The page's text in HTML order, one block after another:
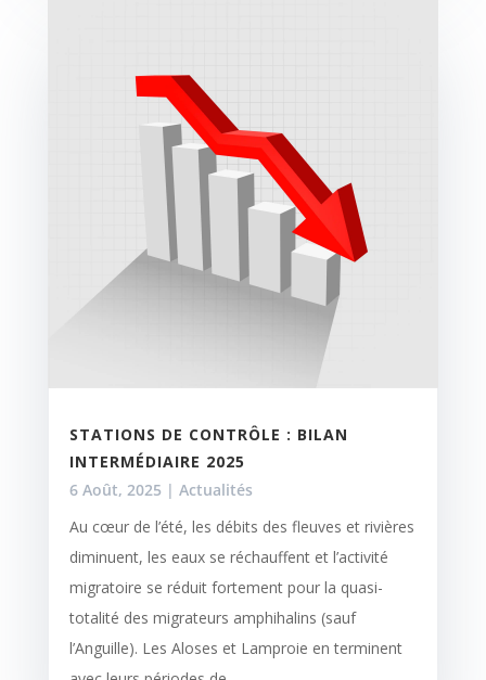
STATIONS DE CONTRÔLE : BILAN
INTERMÉDIAIRE 2025
6 Août, 2025 | Actualités
Au cœur de l’été, les débits des fleuves et rivières
diminuent, les eaux se réchauffent et l’activité
migratoire se réduit fortement pour la quasi-
totalité des migrateurs amphihalins (sauf
l’Anguille). Les Aloses et Lamproie en terminent